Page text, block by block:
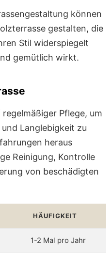
können
gestalten, die
Stil widerspiegelt
gemütlich wirkt.
Pflege, um
Langlebigkeit zu
heraus
Reinigung, Kontrolle
von beschädigten
HÄUFIGKEIT
1-2 Mal pro Jahr